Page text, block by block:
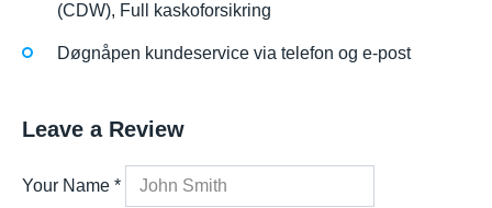
(CDW), Full kaskoforsikring
Døgnåpen kundeservice via telefon og e-post
Leave a Review
Your Name *